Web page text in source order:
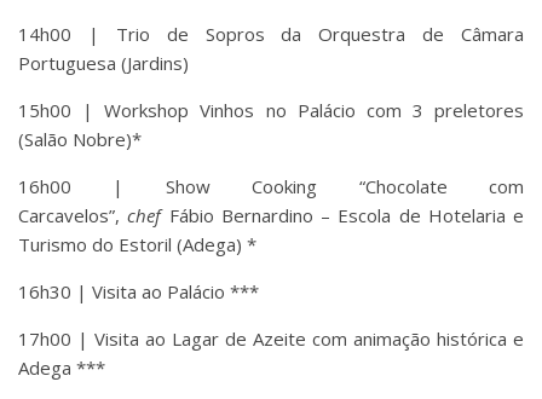
14h00 | Trio de Sopros da Orquestra de Câmara
Portuguesa (Jardins)
15h00 | Workshop Vinhos no Palácio com 3 preletores
(Salão Nobre)*
16h00 | Show Cooking “Chocolate com
Carcavelos”,chefFábio Bernardino – Escola de Hotelaria e
Turismo do Estoril (Adega) *
16h30 | Visita ao Palácio ***
17h00 | Visita ao Lagar de Azeite com animação histórica e
Adega ***